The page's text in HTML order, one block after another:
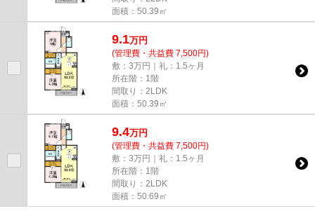
面積：50.39㎡
9.1万円
(管理費・共益費 7,500円)
敷：3万円｜礼：1.5ヶ月
所在階：1階
間取り：2LDK
面積：50.39㎡
9.4万円
(管理費・共益費 7,500円)
敷：3万円｜礼：1.5ヶ月
所在階：1階
間取り：2LDK
面積：50.69㎡